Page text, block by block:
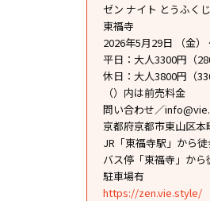
ゼン ナイト とうふくじ
東福寺
2026年5月29日 （金
平日：大人3300円（
休日：大人3800円（
（）内は前売料金
問い合わせ／
京都府京都市東山区本
JR「東福寺駅」から
バス停「東福寺」から
駐車場有
https://zen.vie.style/